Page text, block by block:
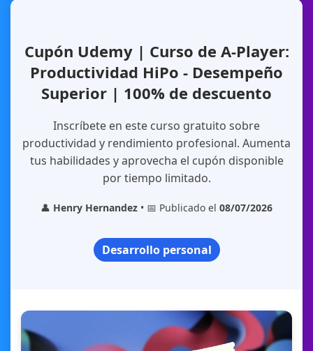
Cupón Udemy | Curso de A-Player:
Productividad HiPo - Desempeño
Superior | 100% de descuento
Inscríbete en este curso gratuito sobre
productividad y rendimiento profesional. Aumenta
tus habilidades y aprovecha el cupón disponible
por tiempo limitado.
👤 Henry Hernandez • 📅 Publicado el 08/07/2026
Desarrollo personal